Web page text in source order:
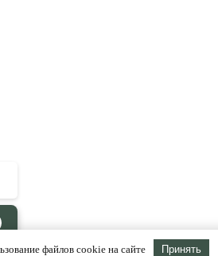
файлов cookie на сайте Принять